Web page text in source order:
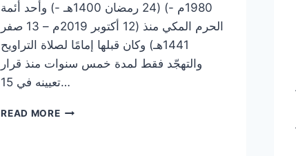
1980م -) (24 رمضان 1400هـ -) وأحد أئمة
الحرم المكي منذ (12 أكتوبر 2019م – 13 صفر
1441هـ) وكان قبلها إمامًا لصلاة التراويح
والتهجّد فقط لمدة خمس سنوات منذ قرار
تعيينه في 15…
READ MOREتنزيل